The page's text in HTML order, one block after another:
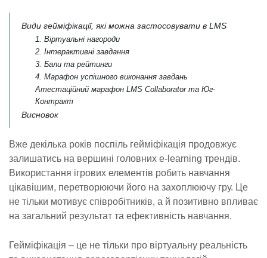
Види гейміфікації, які можна застосовувати в LMS
1. Віртуальні нагороди
2. Інтерактивні завдання
3. Бали та рейтинги
4. Марафон успішного виконання завдань
Атестаційний марафон LMS Collaborator та Юг-
Контракт
Висновок
Вже декілька років поспіль гейміфікація продовжує
залишатись на вершині головних e-learning трендів.
Використання ігрових елементів робить навчання
цікавішим, перетворюючи його на захоплюючу гру. Це
не тільки мотивує співробітників, а й позитивно впливає
на загальний результат та ефективність навчання.
Гейміфікація – це не тільки про віртуальну реальність